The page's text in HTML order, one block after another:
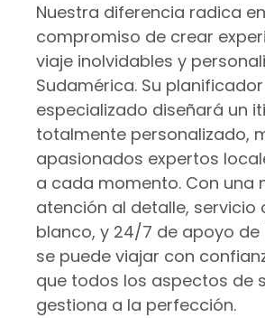
Nuestra diferencia radica
compromiso de crear
viaje inolvidables y
Sudamérica. Su planificador
especializado diseñará un
totalmente personalizado,
apasionados expertos
a cada momento. Con una
atención al detalle, servicio
blanco, y 24/7 de apoyo de
se puede viajar con
que todos los aspectos de
gestiona a la perfección.